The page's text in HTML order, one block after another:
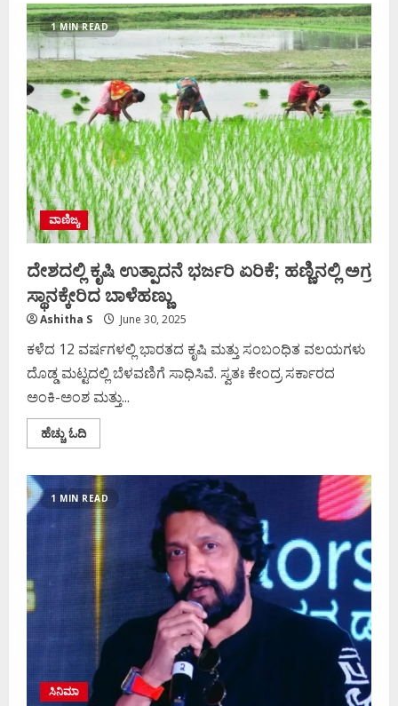
ಬದಲಾವಣೆ
ಕುರಿತು
ಕಾಂಗ್ರೆಸ್
ಹೈಕಮಾಂಡ್
ನಿರ್ಧಾರ;
ಎಐಸಿಸಿ
ಅಧ್ಯಕ್ಷ
ಖರ್ಗೆ
1 MIN READ
ವಾಣಿಜ್ಯ
ದೇಶದಲ್ಲಿ ಕೃಷಿ ಉತ್ಪಾದನೆ ಭರ್ಜರಿ ಏರಿಕೆ; ಹಣ್ಣಿನಲ್ಲಿ ಅಗ್ರ
ಸ್ಥಾನಕ್ಕೇರಿದ ಬಾಳೆಹಣ್ಣು
Ashitha S June 30, 2025
ಕಳೆದ 12 ವರ್ಷಗಳಲ್ಲಿ ಭಾರತದ ಕೃಷಿ ಮತ್ತು ಸಂಬಂಧಿತ ವಲಯಗಳು
ದೊಡ್ಡ ಮಟ್ಟದಲ್ಲಿ ಬೆಳವಣಿಗೆ ಸಾಧಿಸಿವೆ. ಸ್ವತಃ ಕೇಂದ್ರ ಸರ್ಕಾರದ
ಅಂಕಿ-ಅಂಶ ಮತ್ತು...
ಹೆಚ್ಚು ಓದಿRead
more
ಕೃಷಿ
ಉತ್ಪಾದನೆ
ಭರ್ಜರಿ
ಏರಿಕೆ;
ಹಣ್ಣಿನಲ್ಲಿ
ಅಗ್ರ
ಸ್ಥಾನಕ್ಕೇರಿದ
ಬಾಳೆಹಣ್ಣು
1 MIN READ
ಸಿನಿಮಾ